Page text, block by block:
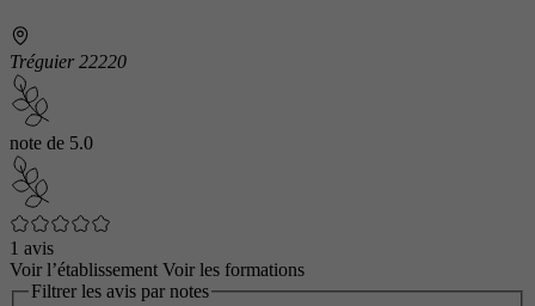
Tréguier 22220
note de 5.0
1 avis
Voir l’établissement Voir les formations
Filtrer les avis par notes